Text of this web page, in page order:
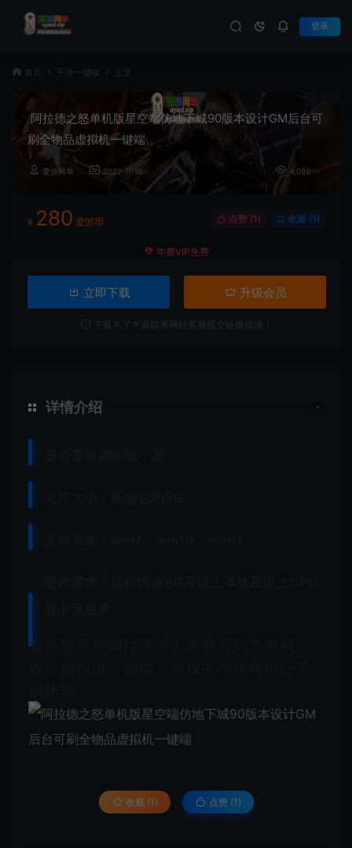
登录
首页 手游一键端 正文
阿拉德之怒单机版星空端仿地下城90版本设计GM后台可
刷全物品虚拟机一键端
爱游网单 2022-11-19 4,086
¥ 280 爱游币 点赞 (1 ) 收藏 (1)
年费VIP免费
立即下载 升级会员
下载不了？请联系网站客服提交链接错误！
详情介绍
会员版星空阿拉德给大家整理为了单机
收藏 (1) 点赞 (1 )